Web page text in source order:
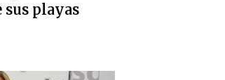
sus playas